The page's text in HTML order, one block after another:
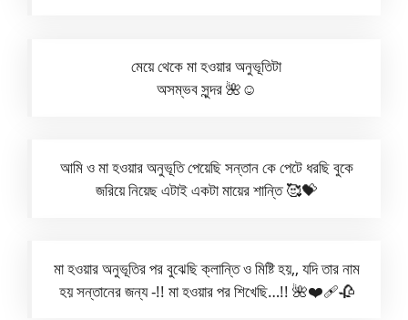
মেয়ে থেকে মা হওয়ার অনুভূতিটা
অসম্ভব সুন্দর 🌺☺️
আমি ও মা হওয়ার অনুভূতি পেয়েছি সন্তান কে পেটে ধরছি বুকে
জরিয়ে নিয়েছ এটাই একটা মায়ের শান্তি 🥰💝
মা হওয়ার অনুভূতির পর বুঝেছি ক্লান্তি ও মিষ্টি হয়,, যদি তার নাম
হয় সন্তানের জন্য -!! মা হওয়ার পর শিখেছি…!! 🌺❤️‍🩹🥀